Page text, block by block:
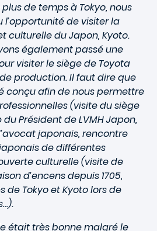
de temps à Tokyo, nous
de visiter la
culturelle du Japon, Kyoto.
également passé une
visiter le siège de Toyota
production. Il faut dire que
conçu afin de nous permettre
(visite du siège
Président de LVMH Japon,
japonais, rencontre
de différentes
culturelle (visite de
d’encens depuis 1705,
de Tokyo et Kyoto lors de
était très bonne malgré le